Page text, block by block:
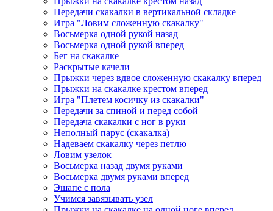
Передачи скакалки в вертикальной складке
Игра "Ловим сложенную скакалку"
Восьмерка одной рукой назад
Восьмерка одной рукой вперед
Бег на скакалке
Раскрытые качели
Прыжки через вдвое сложенную скакалку вперед
Прыжки на скакалке крестом вперед
Игра "Плетем косичку из скакалки"
Передачи за спиной и перед собой
Передача скакалки с ног в руки
Неполный парус (скакалка)
Надеваем скакалку через петлю
Ловим узелок
Восьмерка назад двумя руками
Восьмерка двумя руками вперед
Эшапе с пола
Учимся завязывать узел